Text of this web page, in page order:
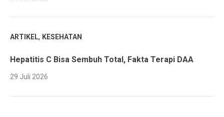
ARTIKEL, KESEHATAN
Hepatitis C Bisa Sembuh Total, Fakta Terapi DAA
29 Juli 2026